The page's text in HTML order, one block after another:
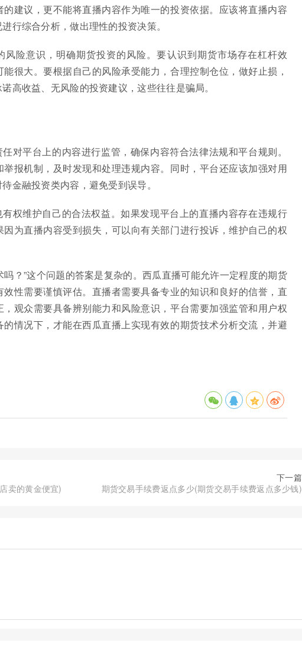
建议，更不能将直播内容作为唯一的投资依据。应该将直播内容
行综合分析，做出理性的投资决策。
风险意识，明确期货投资的风险。要认识到期货市场存在杠杆效
很大。要根据自己的风险承受能力，合理控制仓位，做好止损，
高收益、无风险的投资建议，这些往往是骗局。
对平台上的内容进行监管，确保内容符合法律法规和平台规则。
报机制，及时发现和处理违规内容。同时，平台还应该加强对用
金融投资类内容，避免受到误导。
权维护自己的合法权益。如果发现平台上的直播内容存在违规行
为直播内容受到损失，可以向有关部门进行投诉，维护自己的权
吗？”这个问题的答案是复杂的。西瓜直播可能允许一定程度的期货
性需要谨慎评估。直播者需要具备专业的知识和良好的信誉，直
观众需要具备辨别能力和风险意识，平台需要加强监管和用户权
情况下，才能在西瓜直播上实现有效的期货技术分析交流，并避
卖的黄金便宜)
下一篇
期货交易手续费返点多少(期货交易手续费返点多少钱)